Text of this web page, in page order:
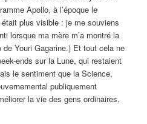
Apollo, à l’époque le
plus visible : je me souviens
lorsque ma mère m’a montré la
de Youri Gagarine.) Et tout cela ne
ends sur la Lune, qui restaient
le sentiment que la Science,
publiquement
la vie des gens ordinaires,